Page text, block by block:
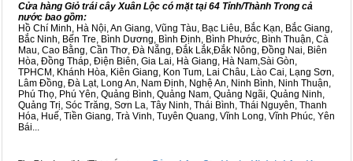
Cửa hàng Giỏ trái cây Xuân Lộc có mặt tại 64 Tỉnh/Thành Trong cả
nước bao gồm:
Hồ Chí Minh, Hà Nội, An Giang, Vũng Tàu, Bạc Liêu, Bắc Kạn, Bắc Giang,
Bắc Ninh, Bến Tre, Bình Dương, Bình Định, Bình Phước, Bình Thuận, Cà
Mau, Cao Bằng, Cần Thơ, Đà Nẵng, Đắk Lắk,Đắk Nông, Đồng Nai, Biên
Hòa, Đồng Tháp, Điện Biên, Gia Lai, Hà Giang, Hà Nam,Sài Gòn,
TPHCM, Khánh Hòa, Kiên Giang, Kon Tum, Lai Châu, Lào Cai, Lạng Sơn,
Lâm Đồng, Đà Lạt, Long An, Nam Định, Nghệ An, Ninh Bình, Ninh Thuận,
Phú Thọ, Phú Yên, Quảng Bình, Quảng Nam, Quảng Ngãi, Quảng Ninh,
Quảng Trị, Sóc Trăng, Sơn La, Tây Ninh, Thái Bình, Thái Nguyên, Thanh
Hóa, Huế, Tiền Giang, Trà Vinh, Tuyên Quang, Vĩnh Long, Vĩnh Phúc, Yên
Bái...